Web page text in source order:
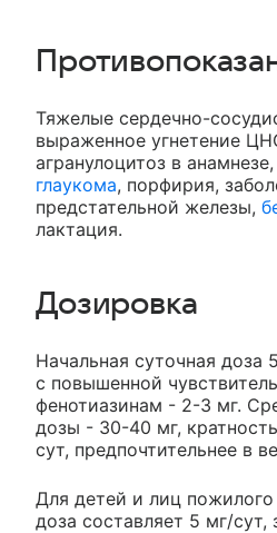
Тяжелые сердечно-
выраженное угнетение
агранулоцитоз в
глаукома, порфирия,
предстательной железы,
лактация.
Дозировка
Начальная суточная доза
с повышенной
фенотиазинам - 2-3 мг.
дозы - 30-40 мг,
сут, предпочтительнее в
Для детей и лиц пожилого
доза составляет 5 мг/сут,